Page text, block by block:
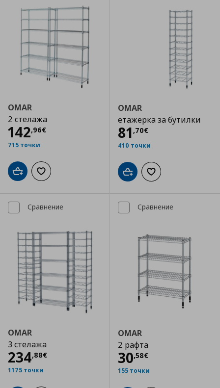
OMAR
2 стелажа
142,96€
Цена
715 точки
Добави в кошницата
Добави към списъка с любими
OMAR
етажерка за бутилки
81 ,70€
Цена
410 точки
Добави в кошницата
Добави към
Сравнение
OMAR
3 стелажа
234,88€
Цена
1175 точки
Сравнение
OMAR
2 рафта
30,58€
Цена
155 точки